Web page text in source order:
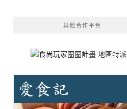
其他合作平台